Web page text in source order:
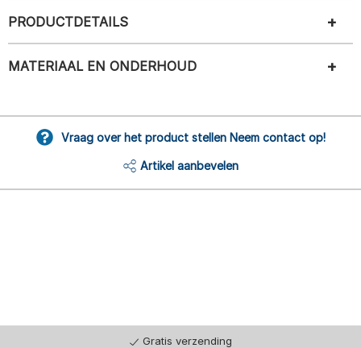
PRODUCTDETAILS
MATERIAAL EN ONDERHOUD
Vraag over het product stellen Neem contact op!
Artikel aanbevelen
Gratis verzending